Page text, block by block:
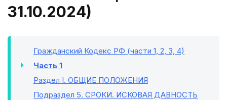
31.10.2024)
Гражданский Кодекс РФ (части 1, 2, 3, 4)
Часть 1
Раздел I. ОБЩИЕ ПОЛОЖЕНИЯ
Подраздел 5. СРОКИ. ИСКОВАЯ ДАВНОСТЬ